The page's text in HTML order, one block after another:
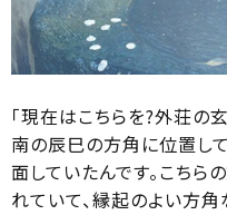
「現在はこちらを?外荘の
南の辰巳の方角に位置し
面していたんです。こちら
れていて、縁起のよい方角